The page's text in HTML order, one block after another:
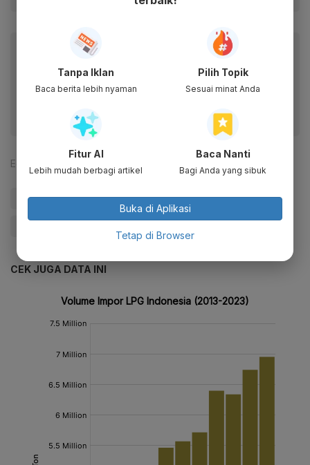
Baca artikel ini lewat aplikasi mobile.
Dapatkan pengalaman membaca lebih nyaman dan nikmati
fitur menarik lainnya lewat aplikasi mobile Katadata.
Editor:
#Kilang Pertamina #Kilang Pertamina Internasional
CEK JUGA DATA INI
Tanpa Iklan
Baca berita lebih nyaman
Pilih Topik
Sesuai minat Anda
Fitur AI
Lebih mudah berbagi artikel
Baca Nanti
Bagi Anda yang sibuk
Buka di Aplikasi
Tetap di Browser